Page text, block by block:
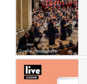
Quelle: Veranstalter